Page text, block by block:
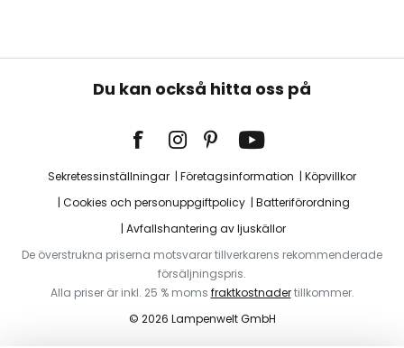
Du kan också hitta oss på
Sekretessinställningar Företagsinformation
Köpvillkor
Cookies och personuppgiftpolicy
Batteriförordning
Avfallshantering av ljuskällor
De överstrukna priserna motsvarar tillverkarens rekommenderade
försäljningspris.
Alla priser är inkl. 25 % moms fraktkostnadertillkommer.
© 2026 Lampenwelt GmbH